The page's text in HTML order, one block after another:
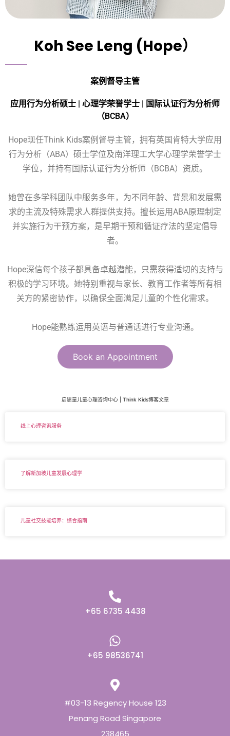
Koh See Leng (Hope）
案例督导主管
应用行为分析硕士 | 心理学荣誉学士 | 国际认证行为分析师
（BCBA）
Hope现任Think Kids案例督导主管，拥有英国肯特大学应用
行为分析（ABA）硕士学位及南洋理工大学心理学荣誉学士
学位，并持有国际认证行为分析师（BCBA）资质。
她曾在多学科团队中服务多年，为不同年龄、背景和发展需
求的主流及特殊需求人群提供支持。擅长运用ABA原理制定
并实施行为干预方案，是早期干预和循证疗法的坚定倡导
者。
Hope深信每个孩子都具备卓越潜能，只需获得适切的支持与
积极的学习环境。她特别重视与家长、教育工作者等所有相
关方的紧密协作，以确保全面满足儿童的个性化需求。
Hope能熟练运用英语与普通话进行专业沟通。
Book an Appointment
启思童儿童心理咨询中心 | Think Kids博客文章
线上心理咨询服务
了解新加坡儿童发展心理学
儿童社交技能培养：综合指南
+65 6735 4438
+65 98536741
#03-13 Regency House 123
Penang Road Singapore
238465